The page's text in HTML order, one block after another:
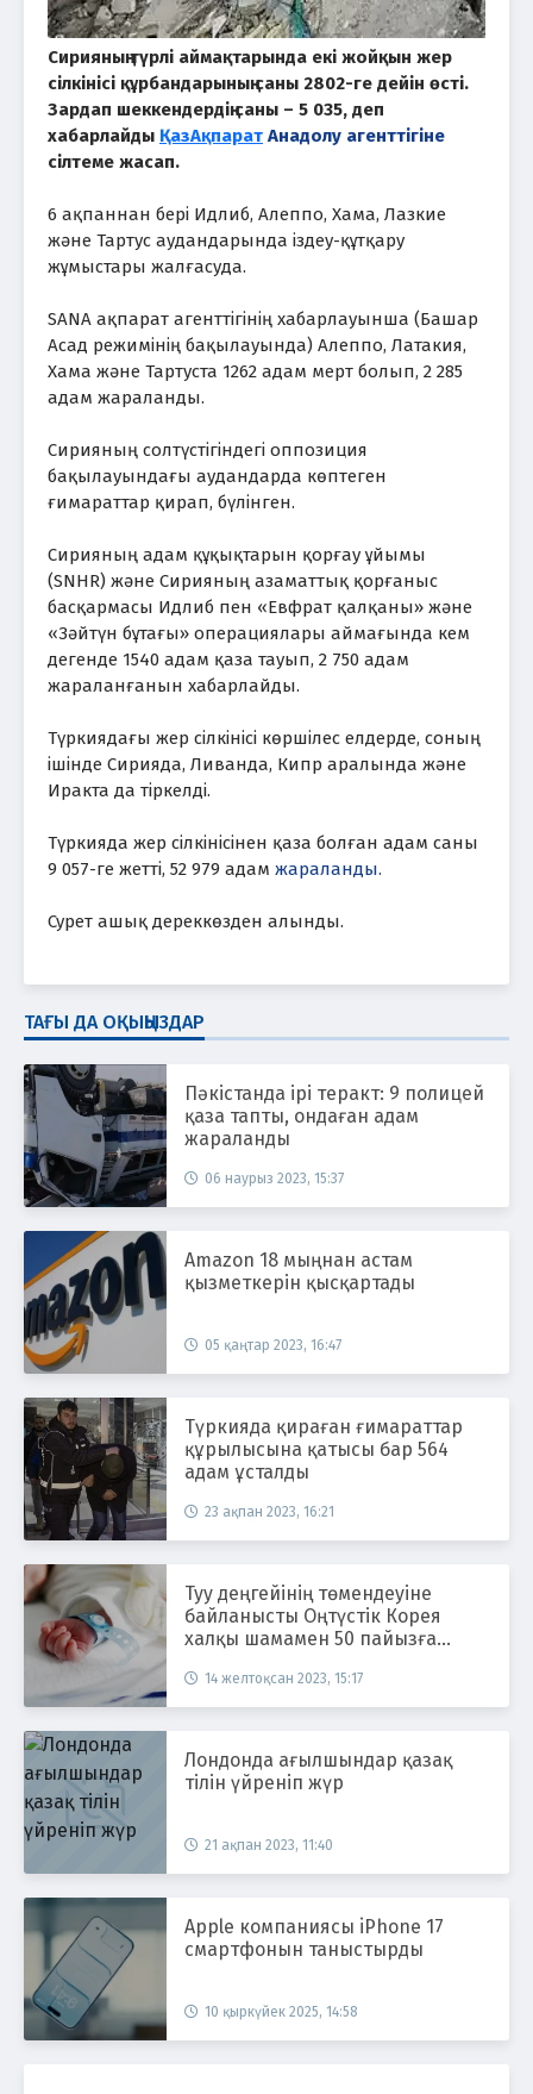
Сирияның түрлі аймақтарында екі жойқын жер
сілкінісі құрбандарының саны 2802-ге дейін өсті.
Зардап шеккендердің саны – 5 035, деп
хабарлайды ҚазАқпарат Анадолу агенттігіне
сілтеме жасап.
6 ақпаннан бері Идлиб, Алеппо, Хама, Лазкие
және Тартус аудандарында іздеу-құтқару
жұмыстары жалғасуда.
SANA ақпарат агенттігінің хабарлауынша (Башар
Асад режимінің бақылауында) Алеппо, Латакия,
Хама және Тартуста 1262 адам мерт болып, 2 285
адам жараланды.
Сирияның солтүстігіндегі оппозиция
бақылауындағы аудандарда көптеген
ғимараттар қирап, бүлінген.
Сирияның адам құқықтарын қорғау ұйымы
(SNHR) және Сирияның азаматтық қорғаныс
басқармасы Идлиб пен «Евфрат қалқаны» және
«Зәйтүн бұтағы» операциялары аймағында кем
дегенде 1540 адам қаза тауып, 2 750 адам
жараланғанын хабарлайды.
Түркиядағы жер сілкінісі көршілес елдерде, соның
ішінде Сирияда, Ливанда, Кипр аралында және
Иракта да тіркелді.
Түркияда жер сілкінісінен қаза болған адам саны
9 057-ге жетті, 52 979 адам жараланды.
Сурет ашық дереккөзден алынды.
ТАҒЫ ДА ОҚЫҢЫЗДАР
Пәкістанда ірі теракт: 9 полицей
қаза тапты, ондаған адам
жараланды
06 наурыз 2023, 15:37
Amazon 18 мыңнан астам
қызметкерін қысқартады
05 қаңтар 2023, 16:47
Түркияда қираған ғимараттар
құрылысына қатысы бар 564
адам ұсталды
23 ақпан 2023, 16:21
Туу деңгейінің төмендеуіне
байланысты Оңтүстік Корея
халқы шамамен 50 пайызға
14 желтоқсан 2023, 15:17
Лондонда ағылшындар қазақ
тілін үйреніп жүр
21 ақпан 2023, 11:40
Apple компаниясы iPhone 17
смартфонын таныстырды
10 қыркүйек 2025, 14:58